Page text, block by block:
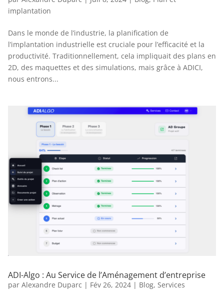
implantation
Dans le monde de l’industrie, la planification de
l’implantation industrielle est cruciale pour l’efficacité et la
productivité. Traditionnellement, cela impliquait des plans en
2D, des maquettes et des simulations, mais grâce à ADICI,
nous entrons...
ADI-Algo : Au Service de l’Aménagement d’entreprise
par Alexandre Duparc | Fév 26, 2024| Blog, Services